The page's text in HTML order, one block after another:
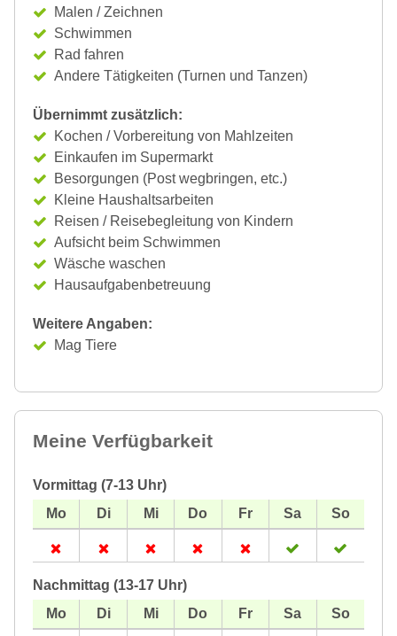
Malen / Zeichnen
Schwimmen
Rad fahren
Andere Tätigkeiten (Turnen und Tanzen)
Übernimmt zusätzlich:
Kochen / Vorbereitung von Mahlzeiten
Einkaufen im Supermarkt
Besorgungen (Post wegbringen, etc.)
Kleine Haushaltsarbeiten
Reisen / Reisebegleitung von Kindern
Aufsicht beim Schwimmen
Wäsche waschen
Hausaufgabenbetreuung
Weitere Angaben:
Mag Tiere
Meine Verfügbarkeit
Vormittag (7-13 Uhr)
Nachmittag (13-17 Uhr)